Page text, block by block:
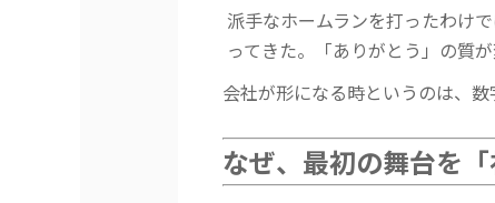
派手なホームランを打ったわけ
ってきた。「ありがとう」の質が
会社が形になる時というのは、
なぜ、最初の舞台を